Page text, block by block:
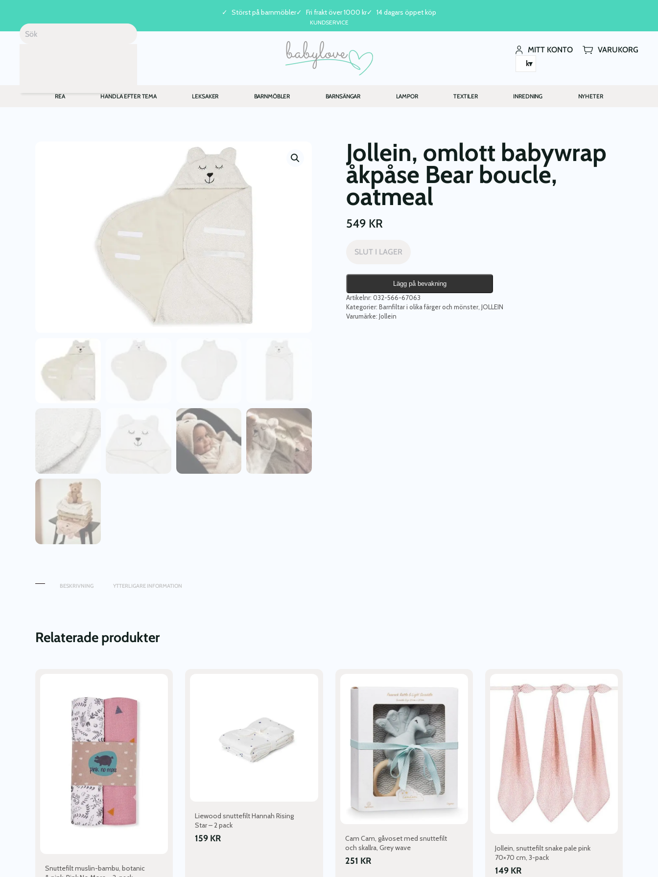
Skip to main content
Störst på barnmöbler Fri frakt över 1000 kr 14 dagars öppet köp
KUNDSERVICE
MITT KONTO
VARUKORG
kr
REA HANDLA EFTER TEMA LEKSAKER BARNMÖBLER BARNSÄNGAR LAMPOR TEXTILER INREDNING NYHETER
Jollein, omlott babywrap
åkpåse Bear boucle,
oatmeal
549 KR
SLUT I LAGER
Lägg på bevakning
Artikelnr: 032-566-67063
Kategorier: Barnfiltar i olika färger och mönster JOLLEIN
Varumärke: Jollein
BESKRIVNING YTTERLIGARE INFORMATION
Relaterade produkter
Snuttefilt muslin-bambu, botanic
Liewood snuttefilt Hannah Rising
Star – 2 pack
159 KR
Cam Cam, gåvoset med snuttefilt
och skallra, Grey wave
251 KR
Jollein, snuttefilt snake pale pink
70×70 cm, 3-pack
149 KR